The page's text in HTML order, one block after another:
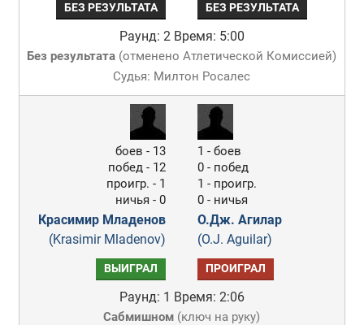
БЕЗ РЕЗУЛЬТАТА БЕЗ РЕЗУЛЬТАТА
Раунд: 2 Время: 5:00
Без результата (отменено Атлетической Комиссией)
Судья: Милтон Росалес
боев - 13
побед - 12
проигр. - 1
ничья - 0
Красимир Младенов
(Krasimir Mladenov)
1 - боев
0 - побед
1 - проигр.
0 - ничья
О.Дж. Агилар
(O.J. Aguilar)
ВЫИГРАЛ ПРОИГРАЛ
Раунд: 1 Время: 2:06
Сабмишном (ключ на руку)